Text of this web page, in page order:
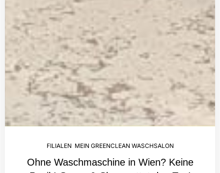
FILIALEN MEIN GREENCLEAN WASCHSALON
Ohne Waschmaschine in Wien? Keine